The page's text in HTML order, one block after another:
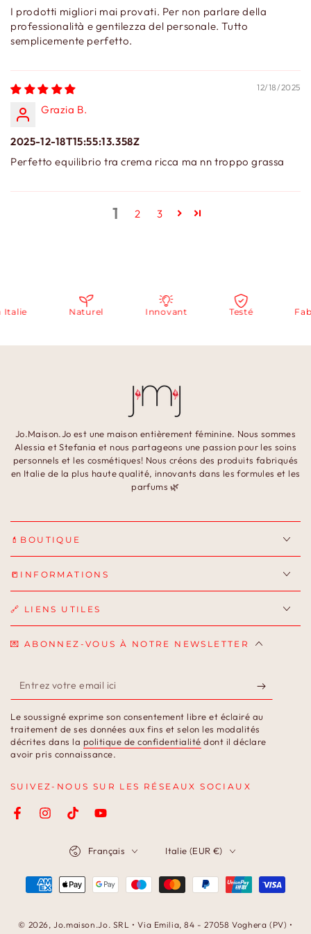
I prodotti migliori mai provati. Per non parlare della
professionalità e gentilezza del personale. Tutto
semplicemente perfetto.
12/18/2025
Grazia B.
2025-12-18T15:55:13.358Z
Perfetto equilibrio tra crema ricca ma nn troppo grassa
1 2 3
Naturel Innovant Testé
Jo.Maison.Jo est une maison entièrement féminine. Nous sommes
Alessia et Stefania et nous partageons une passion pour les soins
personnels et les cosmétiques! Nous créons des produits fabriqués
en Italie de la plus haute qualité, innovants dans les formules et les
parfums 🌿
💄BOUTIQUE
📒INFORMATIONS
🔗 LIENS UTILES
💌 ABONNEZ-VOUS À NOTRE NEWSLETTER
Entrez
votre
email
ici
Le soussigné exprime son consentement libre et éclairé au
traitement de ses données aux fins et selon les modalités
décrites dans la politique de confidentialité dont il déclare
avoir pris connaissance.
SUIVEZ-NOUS SUR LES RÉSEAUX SOCIAUX
FacebookInstagramTikTokYouTube
© 2026,Jo.maison.Jo. SRL • Via Emilia, 84 - 27058 Voghera (PV) •
Français Italie (EUR €)
Modes
paiement